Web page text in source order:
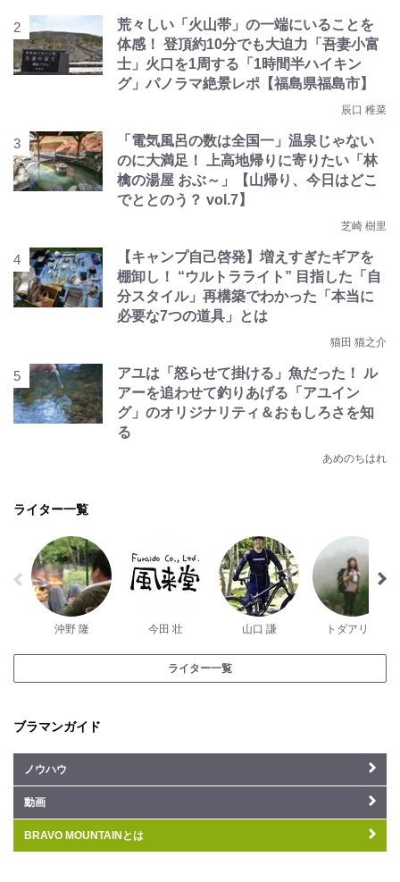
荒々しい「火山帯」の一端にいることを
体感！ 登頂約10分でも大迫力「吾妻小富
士」火口を1周する「1時間半ハイキン
グ」パノラマ絶景レポ【福島県福島市】
辰口 稚菜
「電気風呂の数は全国一」温泉じゃない
のに大満足！ 上高地帰りに寄りたい「林
檎の湯屋 おぶ～」【山帰り、今日はどこ
でととのう？ vol.7】
芝崎 樹里
【キャンプ自己啓発】増えすぎたギアを
棚卸し！ “ウルトラライト” 目指した「自
分スタイル」再構築でわかった「本当に
必要な7つの道具」とは
猫田 猫之介
アユは「怒らせて掛ける」魚だった！ ル
アーを追わせて釣りあげる「アユイン
グ」のオリジナリティ＆おもしろさを知
る
あめのちはれ
ライター一覧
沖野 隆 今田 壮 山口 謙 トダアリサ
ライター一覧
ブラマンガイド
ノウハウ
動画
BRAVO MOUNTAINとは